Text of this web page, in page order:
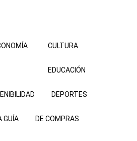
CULTURA
EDUCACIÓN
DEPORTES
GUÍA DE COMPRAS